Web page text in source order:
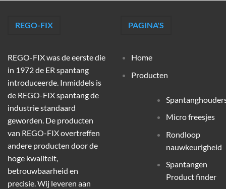
REGO-FIX
REGO-FIX was de eerste die
in 1972 de ER spantang
introduceerde. Inmiddels is
de REGO-FIX spantang de
industrie standaard
geworden. De producten
van REGO-FIX overtreffen
andere producten door de
hoge kwaliteit,
betrouwbaarheid en
precisie. Wij leveren aan
PAGINA'S
Home
Producten
Micro freesjes
Rondloop
nauwkeurigheid
Spantangen
Product finder